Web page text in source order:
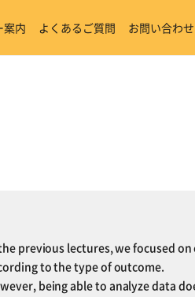
案内 よくあるご質問 お問い合わせ
previous lectures, we focused
to the type of outcome.
being able to analyze data